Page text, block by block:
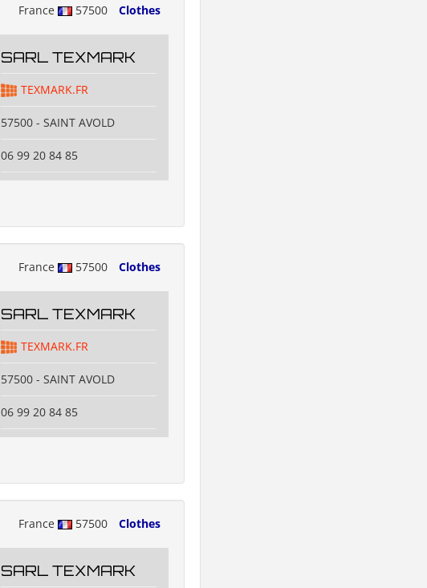
France 57500 Clothes
SARL TEXMARK
TEXMARK.FR
57500 - SAINT AVOLD
06 99 20 84 85
France 57500 Clothes
SARL TEXMARK
TEXMARK.FR
57500 - SAINT AVOLD
06 99 20 84 85
France 57500 Clothes
SARL TEXMARK